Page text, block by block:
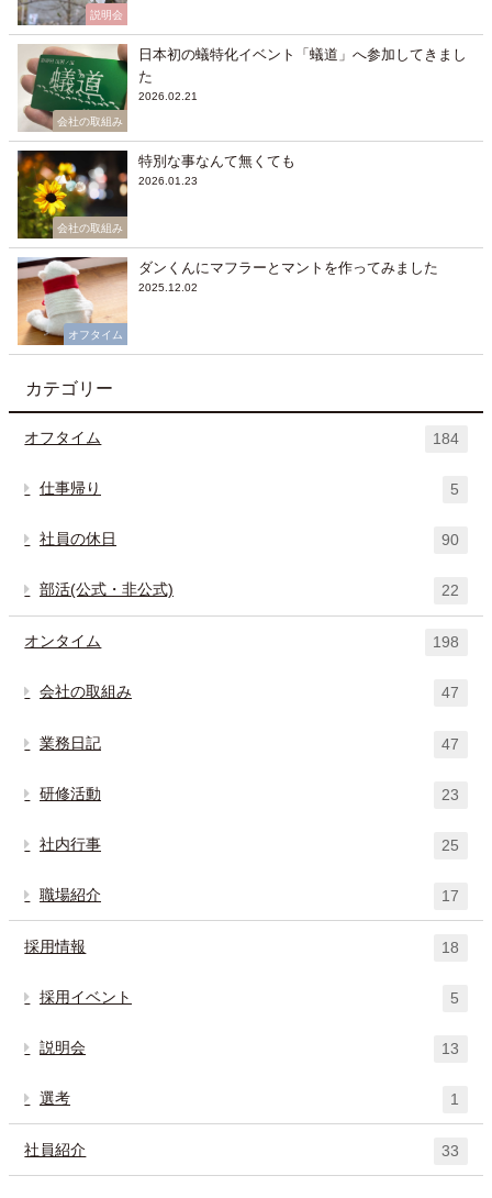
説明会
会社の取組み
日本初の蟻特化イベント「蟻道」へ参加してきまし
た
2026.02.21
会社の取組み
特別な事なんて無くても
2026.01.23
オフタイム
ダンくんにマフラーとマントを作ってみました
2025.12.02
カテゴリー
オフタイム 184
仕事帰り 5
社員の休日 90
部活(公式・非公式) 22
オンタイム 198
会社の取組み 47
業務日記 47
研修活動 23
社内行事 25
職場紹介 17
採用情報 18
採用イベント 5
説明会 13
選考 1
社員紹介 33